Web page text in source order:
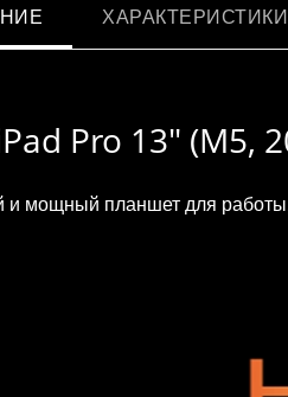
ХАРАКТЕРИСТИКИ
Pro 13" (M5,
и мощный планшет для